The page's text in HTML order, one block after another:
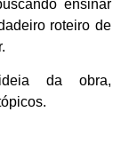
ensinar
roteiro de
da obra,